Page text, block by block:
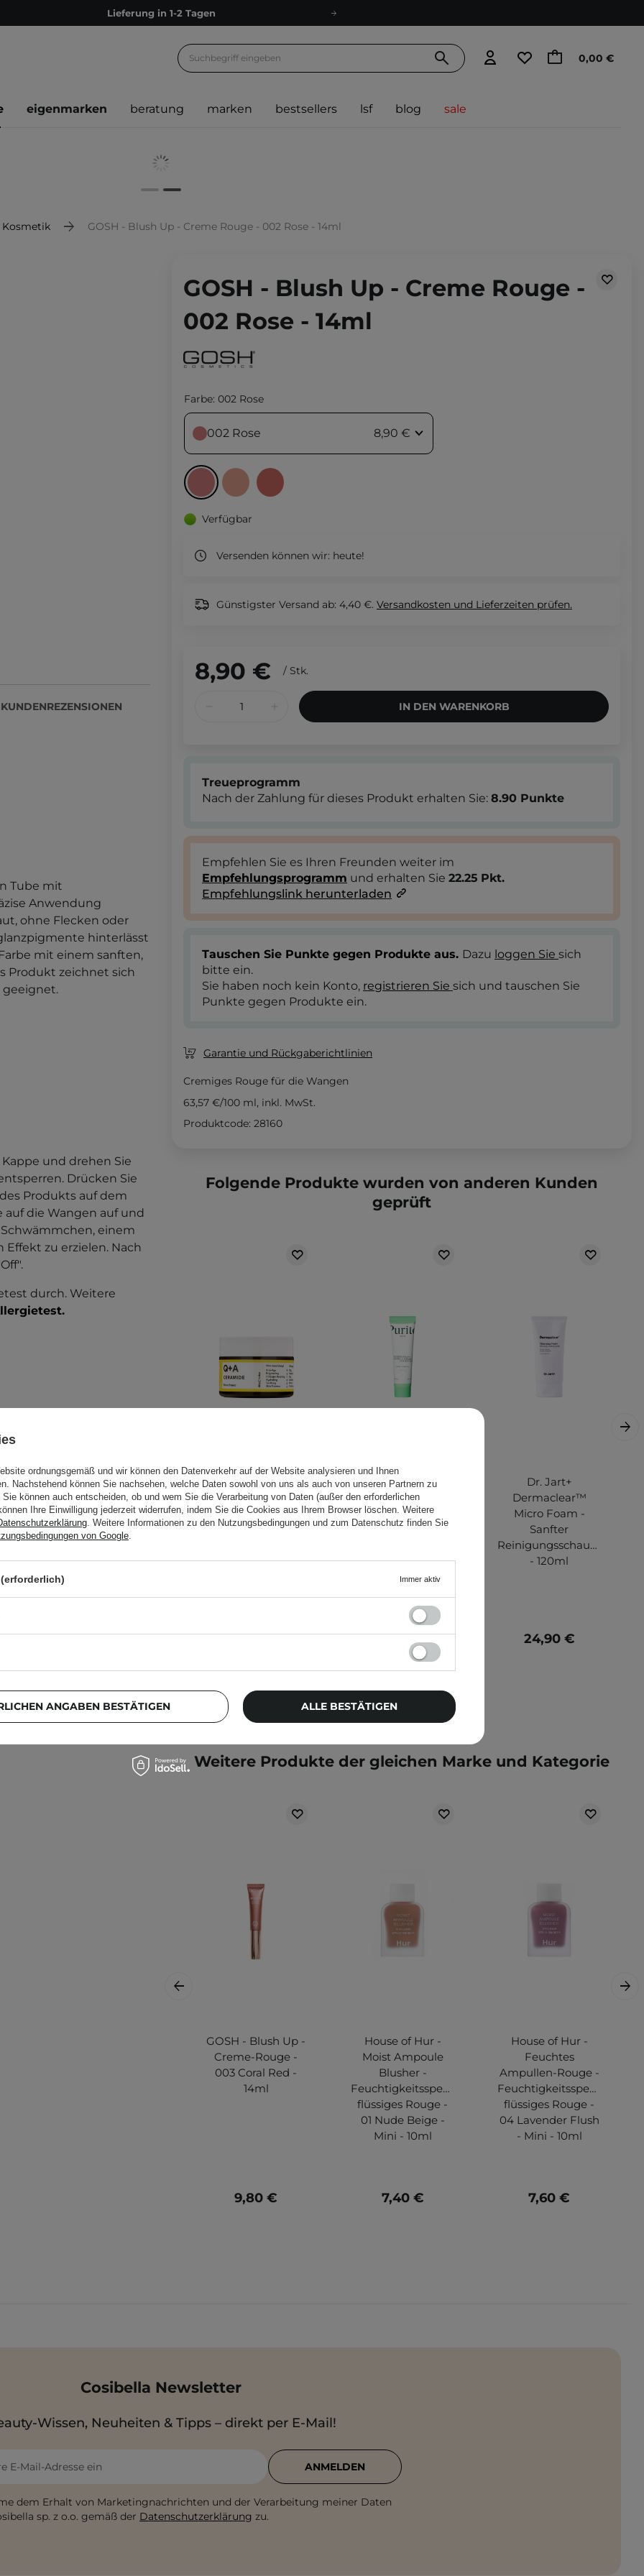
Lieferung in 1-2 Tagen
Kostenloser Versand ab 60 €
Versand nach Deutschland und Österreich
Lieferung in 1-2 Tagen
Empfehle uns weiter und sammle noch mehr Punkte
0,00 €
eigenmarken beratung marken bestsellers lsf blog sale
Kosmetik GOSH - Blush Up - Creme Rouge - 002 Rose - 14ml
KUNDENREZENSIONEN
Tube mit
Anwendung
ohne Flecken oder
hinterlässt
mit einem sanften,
Produkt zeichnet sich
und drehen Sie
Drücken Sie
Produkts auf dem
auf die Wangen auf und
einem
zu erzielen. Nach
durch. Weitere
.
Sie das Produkt
Kindern auf.
können sich ändern.
Verpackung. Haben
GOSH - Blush Up - Creme Rouge -
002 Rose - 14ml
Farbe: 002 Rose
002 Rose 8,90 €
Verfügbar
Versenden können wir: heute!
Günstigster Versand ab: 4,40 €. Versandkosten und Lieferzeiten prüfen.
8,90 € / Stk.
IN DEN WARENKORB
Treueprogramm
Nach der Zahlung für dieses Produkt erhalten Sie: 8.90 Punkte
Empfehlen Sie es Ihren Freunden weiter im
Empfehlungsprogramm und erhalten Sie 22.25 Pkt.
Empfehlungslink herunterladen
Tauschen Sie Punkte gegen Produkte aus. Dazu loggen Sie sich
bitte ein.
Sie haben noch kein Konto, registrieren Sie sich und tauschen Sie
Punkte gegen Produkte ein.
Garantie und Rückgaberichtlinien
Cremiges Rouge für die Wangen
63,57 €/100 ml, inkl. MwSt.
Produktcode: 28160
Folgende Produkte wurden von anderen Kunden
geprüft
Q+A - Ceramide
Barrier Defence
Face Cream -
Ceramide
das Gesicht.- 50ml
13,99 €
Purito Seoul -
Wonder Releaf
Centella Cream
Unscented -
Creme mit
Centella Asiatica-
24,90 €
Dr. Jart+
Dermaclear™
Micro Foam -
Sanfter
Reinigungsschaum
- 120ml
24,90 €
Weitere Produkte der gleichen Marke und Kategorie
GOSH - Blush Up -
Creme-Rouge -
003 Coral Red -
14ml
9,80 €
House of Hur -
Moist Ampoule
Blusher -
Feuchtigkeitsspendendes
flüssiges Rouge -
01 Nude Beige -
Mini - 10ml
7,40 €
House of Hur -
Feuchtes
Ampullen-Rouge -
Feuchtigkeitsspendendes
flüssiges Rouge -
04 Lavender Flush
- Mini - 10ml
7,60 €
Cosibella Newsletter
Wissen, Neuheiten & Tipps – direkt per E-Mail!
E-Mail-Adresse ein
dem Erhalt von Marketingnachrichten und der Verarbeitung meiner Daten
sp. z o.o. gemäß der Datenschutzerklärung zu.
ANMELDEN
ordnungsgemäß und wir können den Datenverkehr auf der Website analysieren und Ihnen
Nachstehend können Sie nachsehen, welche Daten sowohl von uns als auch von unseren Partnern zu
können auch entscheiden, ob und wem Sie die Verarbeitung von Daten (außer den erforderlichen
Ihre Einwilligung jederzeit widerrufen, indem Sie die Cookies aus Ihrem Browser löschen. Weitere
. Weitere Informationen zu den Nutzungsbedingungen und zum Datenschutz finden Sie
von Google
Immer aktiv
ANGABEN BESTÄTIGEN ALLE BESTÄTIGEN